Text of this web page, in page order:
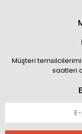
Müşteri
saatleri